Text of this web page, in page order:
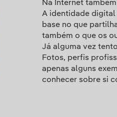
Na Internet
A identidade digital
base no que
também o que os
Já alguma vez
Fotos, perfis
apenas alguns
conhecer sobre si